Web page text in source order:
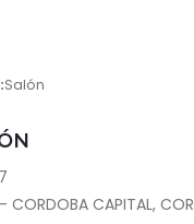
Salón
CORDOBA CAPITAL,